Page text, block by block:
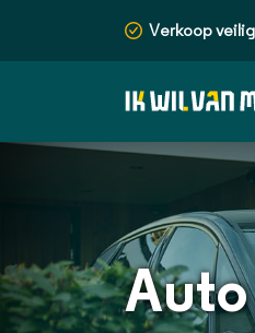
Verkoop